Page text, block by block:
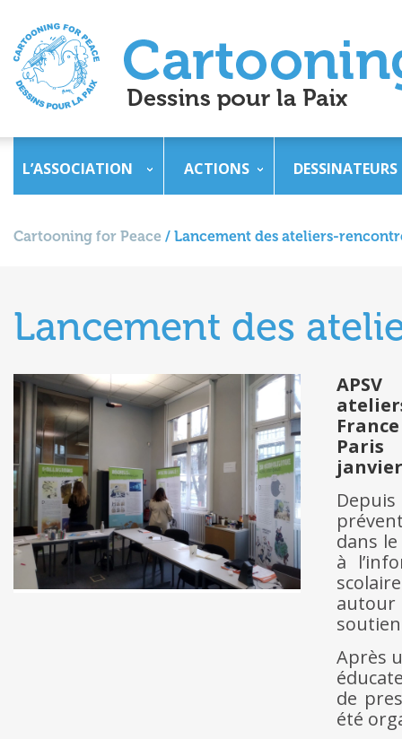
L’ASSOCIATION ACTIONS DESSINATEURS
Cartooning for Peace / Lancement des ateliers-
Lancement des
APSV
France
Paris
dans
à
Après
de
été